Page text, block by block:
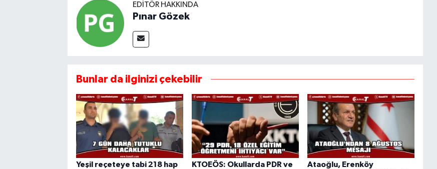
EDITÖR HAKKINDA
Pınar Gözek
Bunlar da ilginizi çekebilir
Yeşil reçeteye tabi 218 hap
KTOEÖS: Okullarda PDR ve
Ataoğlu, Erenköy